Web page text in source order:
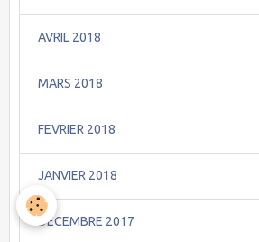
AVRIL 2018
MARS 2018
FEVRIER 2018
JANVIER 2018
DÉCEMBRE 2017